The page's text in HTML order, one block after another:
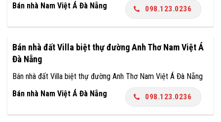
Bán nhà Nam Việt Á Đà Nẵng
098.123.0236
Bán nhà đất Villa biệt thự đường Anh Thơ Nam Việt Á
Đà Nẵng
Bán nhà đất Villa biệt thự đường Anh Thơ Nam Việt Á Đà Nẵng
Bán nhà Nam Việt Á Đà Nẵng
098.123.0236